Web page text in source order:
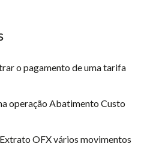
o pagamento de uma tarifa
operação Abatimento Custo
OFX vários movimentos